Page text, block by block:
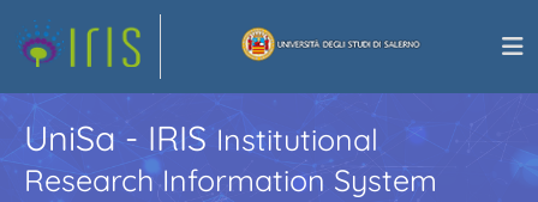
UniSa - IRISInstitutional
Research Information System